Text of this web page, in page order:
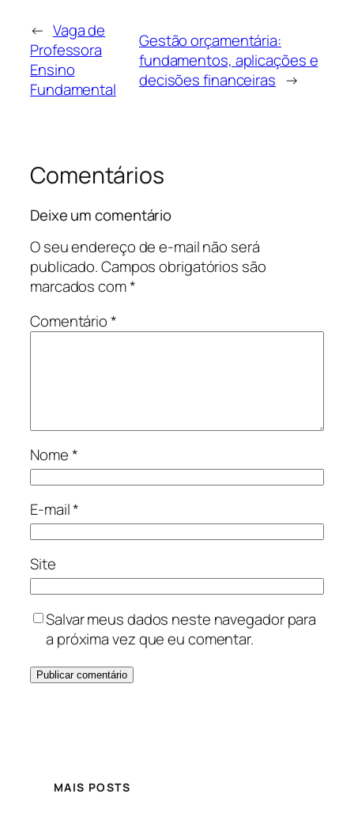
← Vaga de
Professora
Ensino
Fundamental
Gestão orçamentária:
fundamentos, aplicações e
decisões financeiras →
Comentários
Deixe um comentário
O seu endereço de e-mail não será
publicado.Campos obrigatórios são
marcados com*
Comentário*
Nome*
E-mail*
Site
Salvar meus dados neste navegador para
a próxima vez que eu comentar.
MAIS POSTS